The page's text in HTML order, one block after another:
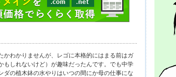
かわかりませんが、レゴに本格的にはまる前はガ
もしれないけど）が趣味だったんです。でも中学
ダの植木鉢の水やりはいつの間にか母の仕事にな